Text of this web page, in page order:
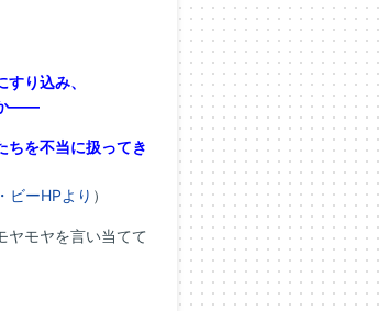
り込み、
か——
ちを不当に扱ってき
ビーHPより ）
ヤモヤを言い当てて